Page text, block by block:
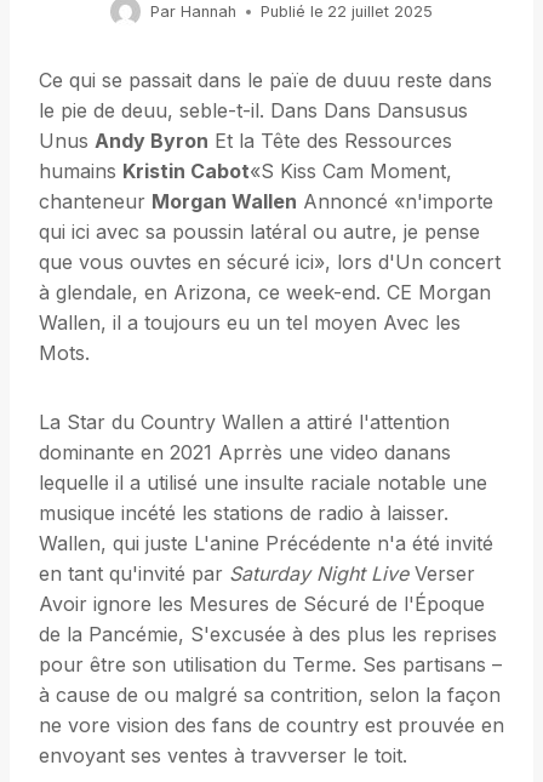
Par Hannah Publié le 22 juillet 2025
Ce qui se passait dans le païe de duuu reste dans
le pie de deuu, seble-t-il. Dans Dans Dansusus
Unus Andy Byron Et la Tête des Ressources
humains Kristin Cabot«S Kiss Cam Moment,
chanteneur Morgan Wallen Annoncé «n'importe
qui ici avec sa poussin latéral ou autre, je pense
que vous ouvtes en sécuré ici», lors d'Un concert
à glendale, en Arizona, ce week-end. CE Morgan
Wallen, il a toujours eu un tel moyen Avec les
Mots.
La Star du Country Wallen a attiré l'attention
dominante en 2021 Aprrès une video danans
lequelle il a utilisé une insulte raciale notable une
musique incété les stations de radio à laisser.
Wallen, qui juste L'anine Précédente n'a été invité
en tant qu'invité par Saturday Night LiveVerser
Avoir ignore les Mesures de Sécuré de l'Époque
de la Pancémie, S'excusée à des plus les reprises
pour être son utilisation du Terme. Ses partisans –
à cause de ou malgré sa contrition, selon la façon
ne vore vision des fans de country est prouvée en
envoyant ses ventes à travverser le toit.